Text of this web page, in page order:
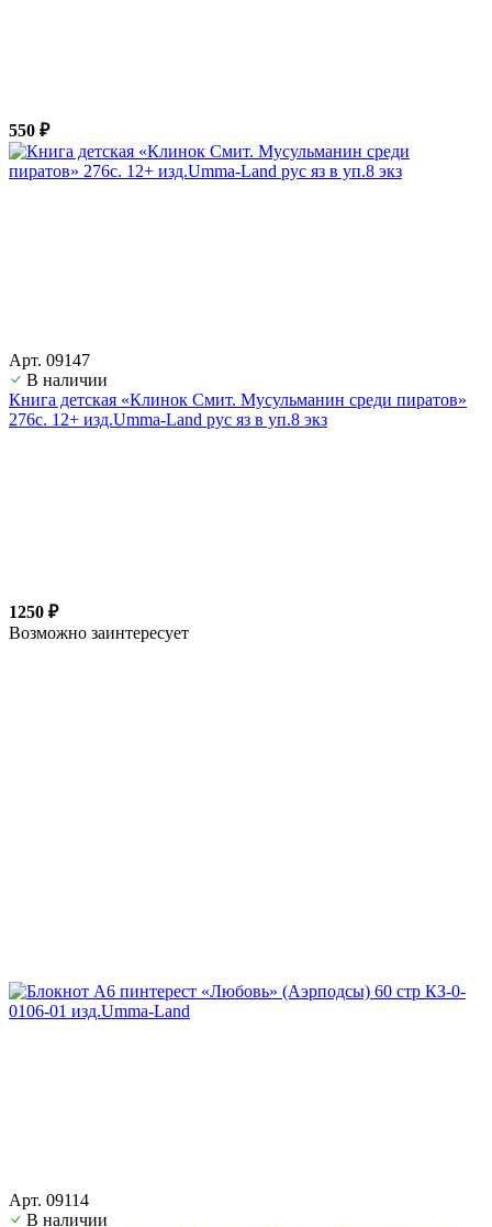
550 ₽
Арт. 09147
В наличии
Книга детская «Клинок Смит. Мусульманин среди пиратов»
276с. 12+ изд.Umma-Land рус яз в уп.8 экз
1250 ₽
Возможно заинтересует
Арт. 09114
В наличии